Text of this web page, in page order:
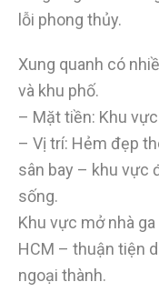
lỗi phong thủy.
Xung quanh có
và khu phố.
– Mặt tiền: Khu
– Vị trí: Hẻm đẹp
sân bay – khu vực
sống.
Khu vực mở nhà
HCM – thuận tiện
ngoại thành.